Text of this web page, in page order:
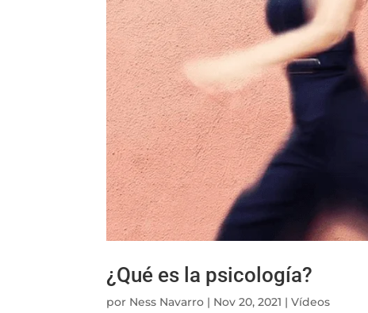
¿Qué es la psicología?
por Ness Navarro | Nov 20, 2021 |Vídeos